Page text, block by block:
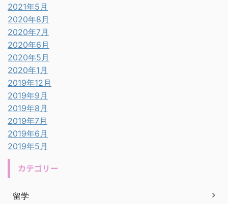
2021年5月
2020年8月
2020年7月
2020年6月
2020年5月
2020年1月
2019年12月
2019年9月
2019年8月
2019年7月
2019年6月
2019年5月
カテゴリー
留学